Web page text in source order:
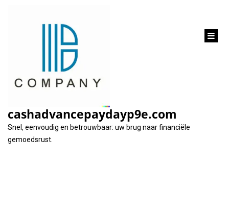
cashadvancepaydayp9e.com
Snel, eenvoudig en betrouwbaar: uw brug naar financiële
gemoedsrust.
Tag: